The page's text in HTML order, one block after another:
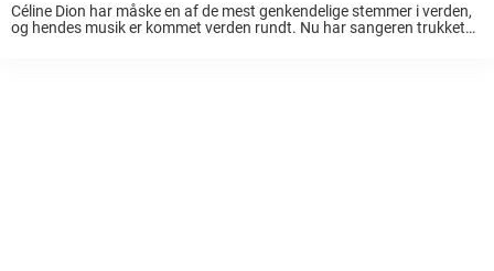
Céline Dion har måske en af de mest genkendelige stemmer i verden,
og hendes musik er kommet verden rundt. Nu har sangeren trukket